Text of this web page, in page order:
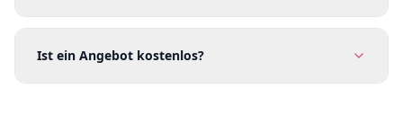
Ist ein Angebot kostenlos?